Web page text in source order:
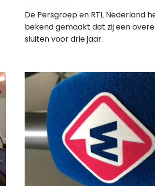
De Persgroep en RTL Nederland
bekend gemaakt dat zij een
sluiten voor drie jaar.